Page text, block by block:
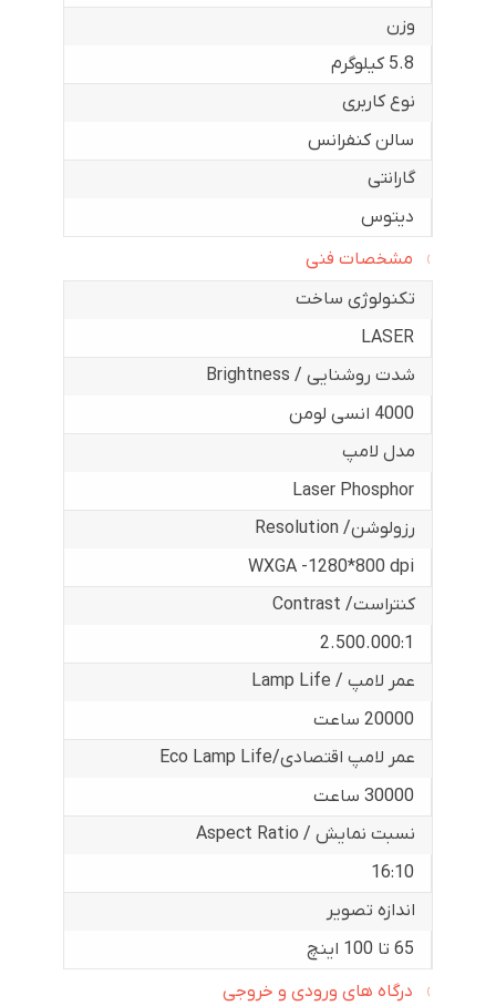
وزن
5.8 کیلوگرم
نوع کاربری
سالن کنفرانس
گارانتی
دیتوس
مشخصات فنی
تکنولوژی ساخت
LASER
شدت روشنایی / Brightness
4000 انسی لومن
مدل لامپ
Laser Phosphor
رزولوشن/ Resolution
WXGA -1280*800 dpi
کنتراست/ Contrast
2.500.000:1
عمر لامپ / Lamp Life
20000 ساعت
عمر لامپ اقتصادی/Eco Lamp Life
30000 ساعت
نسبت نمایش / Aspect Ratio
16:10
اندازه تصویر
65 تا 100 اینچ
درگاه های ورودی و خروجی